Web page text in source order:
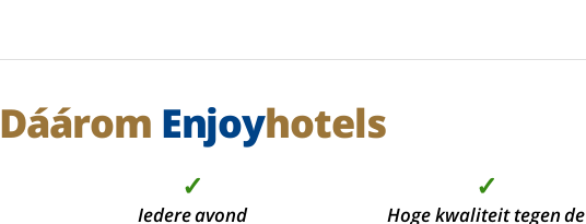
Dáárom Enjoyhotels
✓
Iedere avond
✓
Hoge kwaliteit tegen de